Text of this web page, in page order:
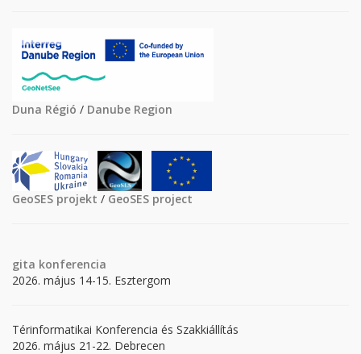
Duna Régió / Danube Region
GeoSES projekt / GeoSES project
gita konferencia
2026. május 14-15. Esztergom
Térinformatikai Konferencia és Szakkiállítás
2026. május 21-22. Debrecen